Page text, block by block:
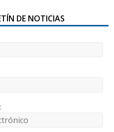
DE NOTICIAS